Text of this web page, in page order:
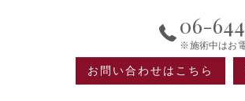
06-
※施術中はお
お問い合わせはこちら